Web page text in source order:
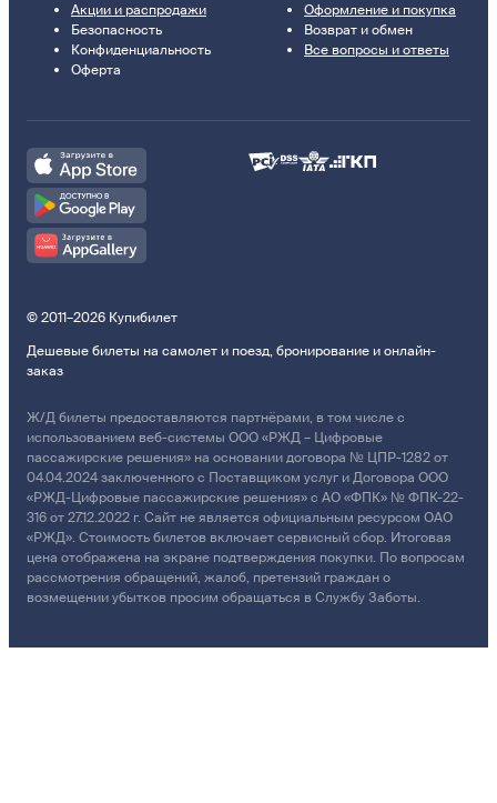
Акции и распродажи
Безопасность
Конфиденциальность
Оферта
Оформление и покупка
Возврат и обмен
Все вопросы и ответы
© 2011–2026 Купибилет
Дешевые билеты на самолет и поезд, бронирование и онлайн-
заказ
Ж/Д билеты предоставляются партнёрами, в том числе с
использованием веб-системы ООО «РЖД – Цифровые
пассажирские решения» на основании договора № ЦПР-1282 от
04.04.2024 заключенного с Поставщиком услуг и Договора ООО
«РЖД-Цифровые пассажирские решения» с АО «ФПК» № ФПК-22-
316 от 27.12.2022 г. Сайт не является официальным ресурсом ОАО
«РЖД». Стоимость билетов включает сервисный сбор. Итоговая
цена отображена на экране подтверждения покупки. По вопросам
рассмотрения обращений, жалоб, претензий граждан о
возмещении убытков просим обращаться в Службу Заботы.